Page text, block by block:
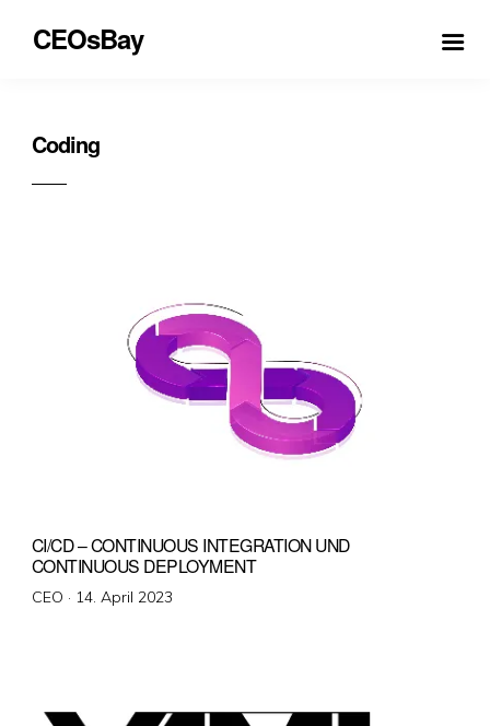
CEOsBay
Coding
CI/CD – CONTINUOUS INTEGRATION UND
CONTINUOUS DEPLOYMENT
CEO · Veröffentlicht
14. April 2023